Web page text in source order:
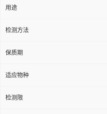
用途
检测方法
保质期
适应物种
检测限